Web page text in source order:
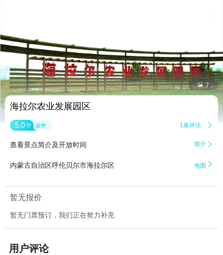
 7
海拉尔农业发展园区
5.0 分 超赞 1条评论 
查看景点简介及开放时间 简介 
内蒙古自治区呼伦贝尔市海拉尔区 地图 
暂无报价
暂无门票预订，我们正在努力补充
用户评论